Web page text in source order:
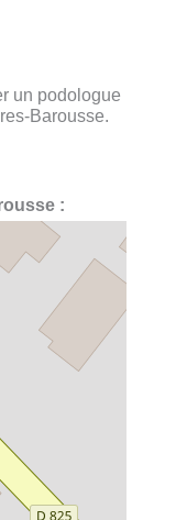
un podologue
Barousse.
: